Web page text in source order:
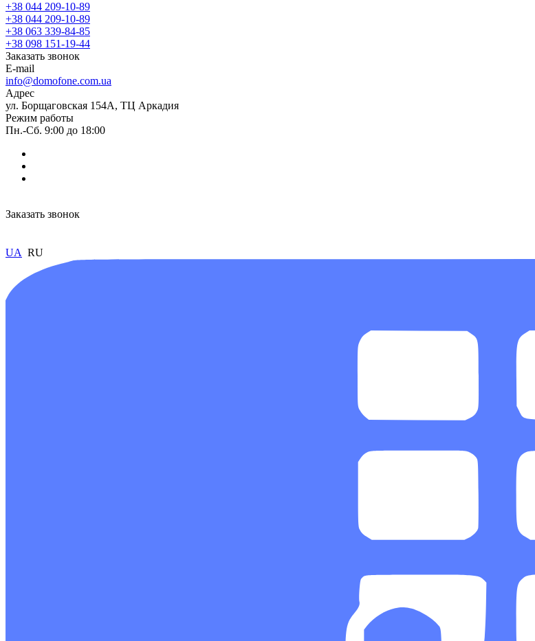
+38 044 209-10-89
+38 044 209-10-89
+38 063 339-84-85
+38 098 151-19-44
Заказать звонок
E-mail
info@domofone.com.ua
Адрес
ул. Борщаговская 154А, ТЦ Аркадия
Режим работы
Пн.-Сб. 9:00 до 18:00
Заказать звонок
UA RU